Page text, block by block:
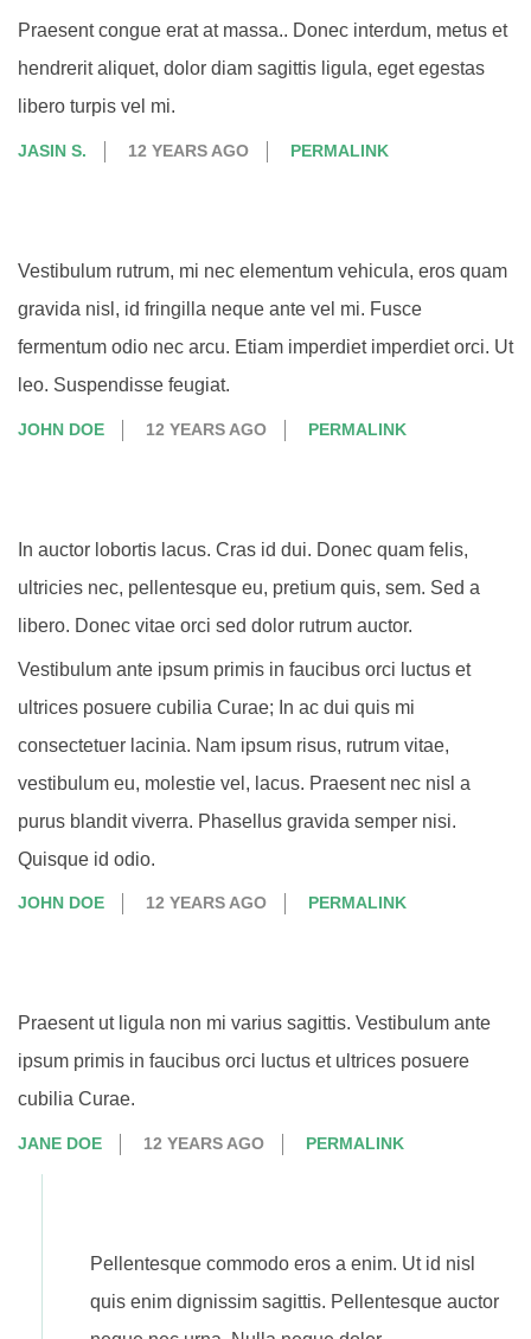
Praesent congue erat at massa.. Donec interdum, metus et
hendrerit aliquet, dolor diam sagittis ligula, eget egestas
libero turpis vel mi.
JASIN S. 12 YEARS AGO PERMALINK
Vestibulum rutrum, mi nec elementum vehicula, eros quam
gravida nisl, id fringilla neque ante vel mi. Fusce
fermentum odio nec arcu. Etiam imperdiet imperdiet orci. Ut
leo. Suspendisse feugiat.
JOHN DOE 12 YEARS AGO PERMALINK
In auctor lobortis lacus. Cras id dui. Donec quam felis,
ultricies nec, pellentesque eu, pretium quis, sem. Sed a
libero. Donec vitae orci sed dolor rutrum auctor.
Vestibulum ante ipsum primis in faucibus orci luctus et
ultrices posuere cubilia Curae; In ac dui quis mi
consectetuer lacinia. Nam ipsum risus, rutrum vitae,
vestibulum eu, molestie vel, lacus. Praesent nec nisl a
purus blandit viverra. Phasellus gravida semper nisi.
Quisque id odio.
JOHN DOE 12 YEARS AGO PERMALINK
Praesent ut ligula non mi varius sagittis. Vestibulum ante
ipsum primis in faucibus orci luctus et ultrices posuere
cubilia Curae.
JANE DOE 12 YEARS AGO PERMALINK
Pellentesque commodo eros a enim. Ut id nisl
quis enim dignissim sagittis. Pellentesque auctor